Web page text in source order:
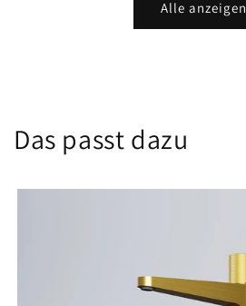
Alle anzeigen
Das passt dazu